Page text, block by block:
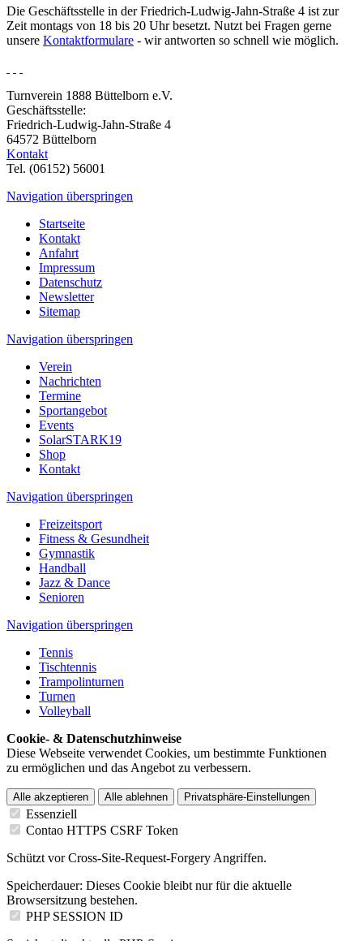
Die Geschäftsstelle in der Friedrich-Ludwig-Jahn-Straße 4 ist zur
Zeit montags von 18 bis 20 Uhr besetzt. Nutzt bei Fragen gerne
unsere Kontaktformulare - wir antworten so schnell wie möglich.
Turnverein 1888 Büttelborn e.V.
Geschäftsstelle:
Friedrich-Ludwig-Jahn-Straße 4
64572 Büttelborn
Kontakt
Tel. (06152) 56001
Navigation überspringen
Startseite
Kontakt
Anfahrt
Impressum
Datenschutz
Newsletter
Sitemap
Navigation überspringen
Verein
Nachrichten
Termine
Sportangebot
Events
SolarSTARK19
Shop
Kontakt
Navigation überspringen
Freizeitsport
Fitness & Gesundheit
Gymnastik
Handball
Jazz & Dance
Senioren
Navigation überspringen
Tennis
Tischtennis
Trampolinturnen
Turnen
Volleyball
Cookie- & Datenschutzhinweise
Diese Webseite verwendet Cookies, um bestimmte Funktionen
zu ermöglichen und das Angebot zu verbessern.
Alle akzeptieren Alle ablehnen Privatsphäre-Einstellungen
Essenziell
Contao HTTPS CSRF Token
Schützt vor Cross-Site-Request-Forgery Angriffen.
Speicherdauer: Dieses Cookie bleibt nur für die aktuelle
Browsersitzung bestehen.
PHP SESSION ID